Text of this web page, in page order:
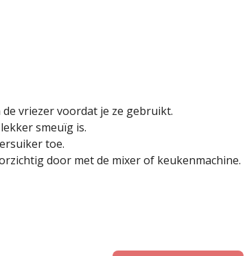
vriezer voordat je ze gebruikt.
smeuïg is.
toe.
door met de mixer of keukenmachine.